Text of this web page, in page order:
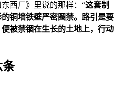
西厂》里说的那样：“这套制
铜墙铁壁严密圈禁。路引是要
被禁锢在生长的土地上，行动
条